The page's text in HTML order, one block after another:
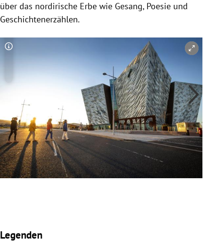
über das nordirische Erbe wie Gesang, Poesie und
Geschichtenerzählen.
Copyright-Hinweis öffnen/schließen
Legenden